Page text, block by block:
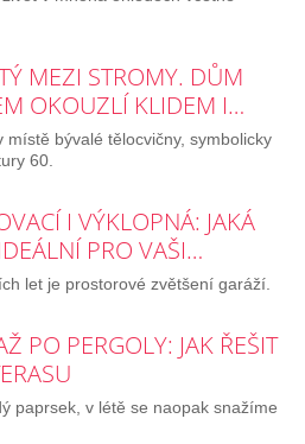
MEZI STROMY. DŮM
OKOUZLÍ KLIDEM I…
místě bývalé tělocvičny, symbolicky
60.
I VÝKLOPNÁ: JAKÁ
PRO VAŠI…
let je prostorové zvětšení garáží.
PO PERGOLY: JAK ŘEŠIT
paprsek, v létě se naopak snažíme